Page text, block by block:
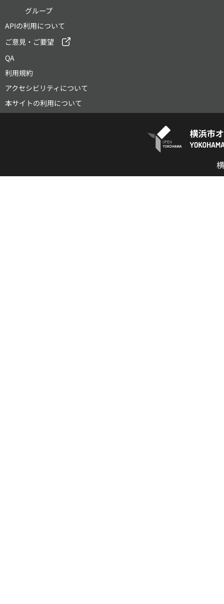
グループ
APIの利用について
ご意見・ご要望
QA
利用規約
アクセシビリティについて
本サイトの利用について